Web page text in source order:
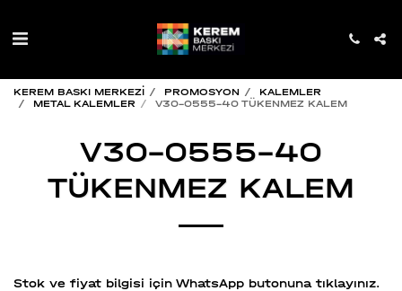
KEREM BASKI MERKEZİ PROMOSYON
KALEMLER
METAL KALEMLER
V30-0555-40 TÜKENMEZ KALEM
V30-0555-40
TÜKENMEZ KALEM
Stok ve fiyat bilgisi için WhatsApp butonuna tıklayınız.